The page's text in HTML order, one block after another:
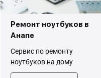
Ремонт ноутбуков в
Анапе
Сервис по ремонту
ноутбуков на дому